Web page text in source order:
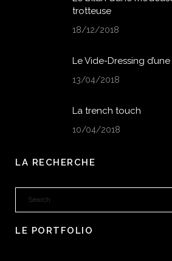
trotteuse
18/12/2018
Le Vide-Dressing
13/04/2018
La trench touch
10/04/2018
LA RECHERCHE
LE PORTFOLIO